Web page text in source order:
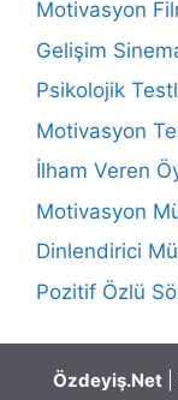
Motivasyon
Gelişim
Psikolojik
Motivasyon
İlham Veren
Motivasyon
Dinlendirici
Pozitif Özlü
Özdeyiş.Net|